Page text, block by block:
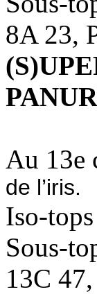
8A 23,
Au 13e
de l’iris.
Iso-
Sous-
13C